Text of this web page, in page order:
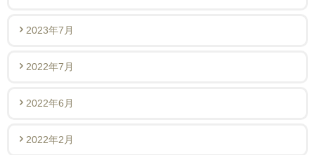
2023年7月
2022年7月
2022年6月
2022年2月